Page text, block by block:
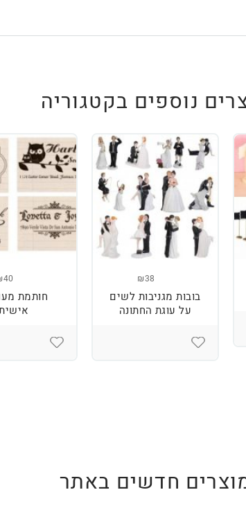
נוספים בקטגוריה
₪38
בובות מגניבות לשים
על עוגת החתונה
חותמת
חדשים באתר